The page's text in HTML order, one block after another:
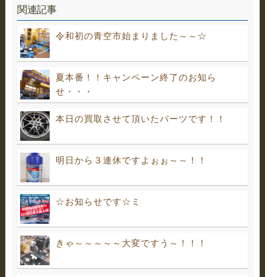
関連記事
令和初の青空市始まりました～～☆
夏本番！！キャンペーン終了のお知ら
せ・・・
本日の買取させて頂いたパーツです！！
明日から３連休ですよぉぉ～～！！
☆お知らせです☆ミ
きゃ～～～～～大変ですう～！！！